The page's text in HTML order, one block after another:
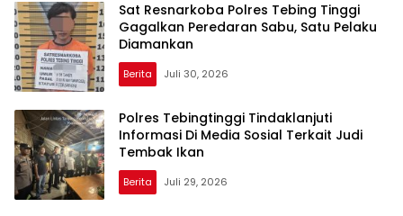
Sat Resnarkoba Polres Tebing Tinggi
Gagalkan Peredaran Sabu, Satu Pelaku
Diamankan
Berita Juli 30, 2026
Polres Tebingtinggi Tindaklanjuti
Informasi Di Media Sosial Terkait Judi
Tembak Ikan
Berita Juli 29, 2026